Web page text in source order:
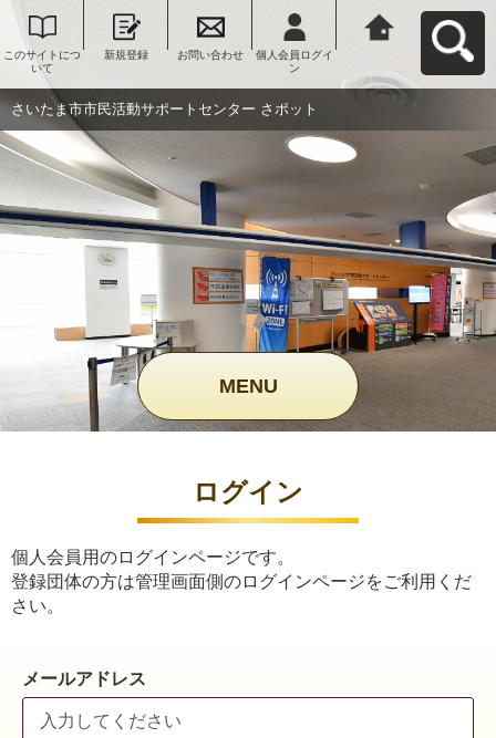
このサイトにつ
いて
新規登録 お問い合わせ
個人会員ログイ
ン
ンター さポット
へ戻る
さいたま市市民活動サポートセンター さポット
MENU
ログイン
個人会員用のログインページです。
登録団体の方は管理画面側のログインページをご利用くだ
さい。
メールアドレス